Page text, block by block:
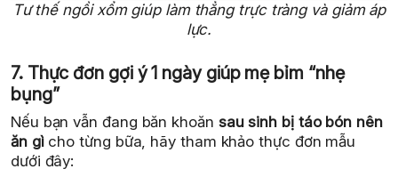
Tư thế ngồi xổm giúp làm thẳng trực tràng và giảm áp
lực.
7. Thực đơn gợi ý 1 ngày giúp mẹ bỉm “nhẹ
bụng”
Nếu bạn vẫn đang băn khoăn sau sinh bị táo bón nên
ăn gìcho từng bữa, hãy tham khảo thực đơn mẫu
dưới đây: